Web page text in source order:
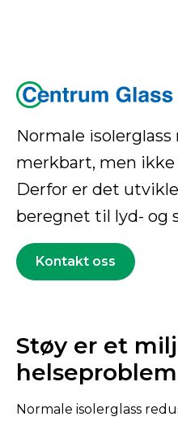
Normale
merkbart, men
Derfor er det
beregnet til lyd- og
Kontakt oss
Støy er et
helseproblem
Normale isolerglass